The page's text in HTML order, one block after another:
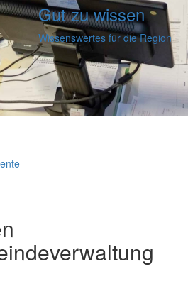
Gut zu wissen
Wissenswertes für die Region